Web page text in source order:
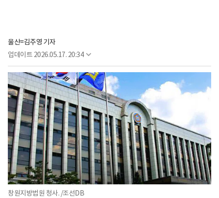
울산=김주영 기자
업데이트 2026.05.17. 20:34
창원지방법원 청사. /조선DB